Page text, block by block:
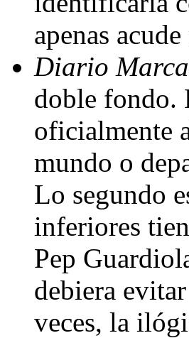
apenas
Diario
doble fondo.
oficialmente
mundo o
Lo segundo
inferiores
Pep
debiera
veces, la